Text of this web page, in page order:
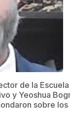
de la
y Yeoshua
sobre los